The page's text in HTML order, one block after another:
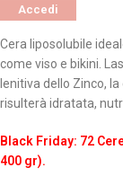
Accedi
Cera liposolubile
come viso e bikini.
lenitiva dello Zinco,
risulterà idratata,
Black Friday: 72
400 gr).